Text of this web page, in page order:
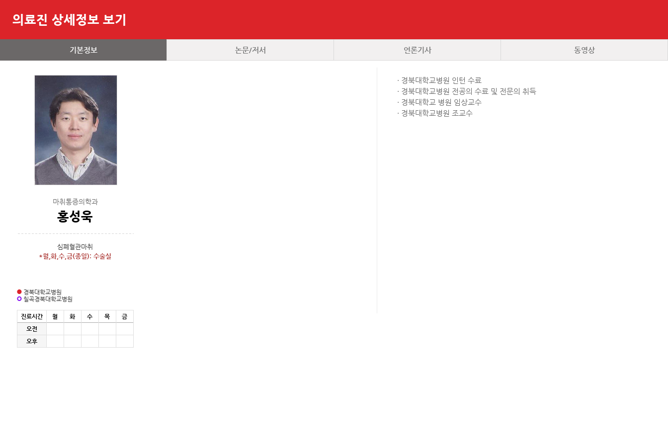
의료진 상세정보 보기
기본정보 논문/저서 언론기사 동영상
마취통증의학과
홍성욱
심폐혈관마취
*월,화,수,금(종일): 수술실
경북대학교병원
칠곡경북대학교병원
진료시간 월 화 수 목
금
오전
오후
· 경북대학교병원 인턴 수료
· 경북대학교병원 전공의 수료 및 전문의 취득
· 경북대학교 병원 임상교수
· 경북대학교병원 조교수